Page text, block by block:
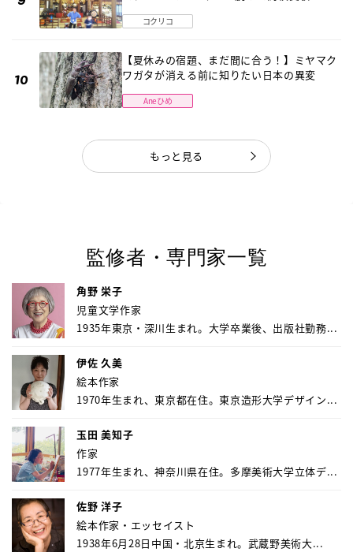
コクリコ
【夏休みの宿題、まだ間に合う！】ミヤマク
ワガタが消える前に知りたい日本の異変
Aneひめ
もっと見る
監修者・専門家一覧
角野 栄子
児童文学作家
1935年東京・深川生まれ。大学卒業後、出版社勤務...
伊佐 久美
絵本作家
1970年生まれ、東京都在住。東京造形大学デザイン...
玉田 美知子
作家
1977年生まれ、神奈川県在住。多摩美術大学立体デ...
佐野 洋子
絵本作家・エッセイスト
1938年6月28日中国・北京生まれ。武蔵野美術大...